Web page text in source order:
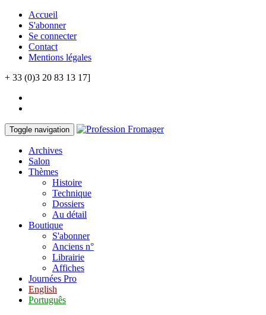
Accueil
S'abonner
Se connecter
Contact
Mentions légales
+ 33 (0)3 20 83 13 17]
Toggle navigation
Archives
Salon
Thèmes
Histoire
Technique
Dossiers
Au détail
Boutique
S'abonner
Anciens n°
Librairie
Affiches
Journées Pro
English
Português